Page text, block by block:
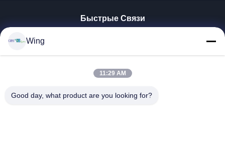
Быстрые Связи
VR-Шоу
Экскурсия По Заводу
Wing
11:29 AM
Good day, what product are you looking for?